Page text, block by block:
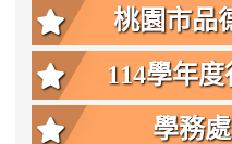
桃園市品
114學年
學務